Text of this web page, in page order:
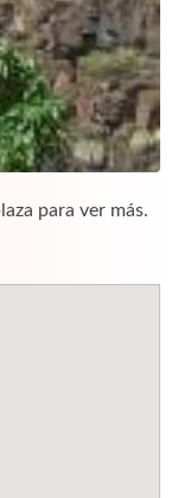
para ver más.